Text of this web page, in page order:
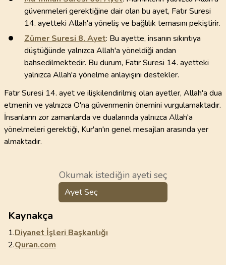
güvenmeleri gerektiğine dair olan bu ayet, Fatır Suresi
14. ayetteki Allah'a yöneliş ve bağlılık temasını pekiştirir.
Zümer Suresi 8. Ayet: Bu ayette, insanın sıkıntıya
düştüğünde yalnızca Allah'a yöneldiği andan
bahsedilmektedir. Bu durum, Fatır Suresi 14. ayetteki
yalnızca Allah'a yönelme anlayışını destekler.
Fatır Suresi 14. ayet ve ilişkilendirilmiş olan ayetler, Allah'a dua
etmenin ve yalnızca O'na güvenmenin önemini vurgulamaktadır.
İnsanların zor zamanlarda ve dualarında yalnızca Allah'a
yönelmeleri gerektiği, Kur'an'ın genel mesajları arasında yer
almaktadır.
Okumak istediğin ayeti seç
Ayet Seç
Kaynakça
1.Diyanet İşleri Başkanlığı
2.Quran.com